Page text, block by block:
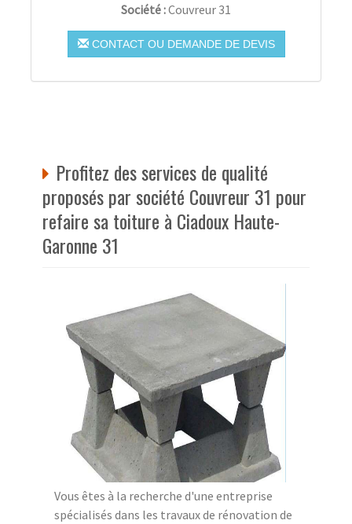
Société :Couvreur 31
CONTACT OU DEMANDE DE DEVIS
Profitez des services de qualité
proposés par société Couvreur 31 pour
refaire sa toiture à Ciadoux Haute-
Garonne 31
Vous êtes à la recherche d'une entreprise
spécialisés dans les travaux de rénovation de